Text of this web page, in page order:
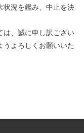
状況を鑑み、中止を決
は、誠に申し訳ござい
うよろしくお願いいた